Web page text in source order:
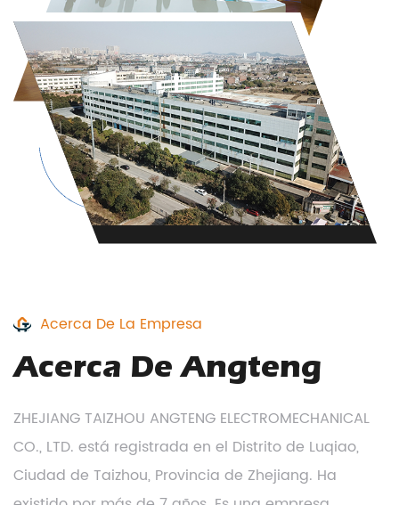
Acerca De La Empresa
Acerca De Angteng
ZHEJIANG TAIZHOU ANGTENG ELECTROMECHANICAL
CO., LTD. está registrada en el Distrito de Luqiao,
Ciudad de Taizhou, Provincia de Zhejiang. Ha